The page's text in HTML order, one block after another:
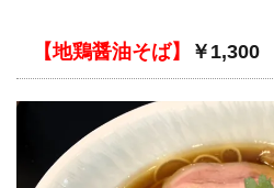
【地鶏醤油そば】 ￥1,300